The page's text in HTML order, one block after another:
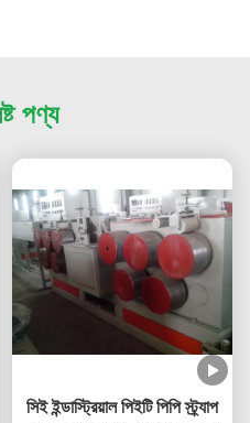
পণ্য
সিই ইন্ডাস্ট্রিয়াল পিইটি পিপি স্ট্র্যাপ